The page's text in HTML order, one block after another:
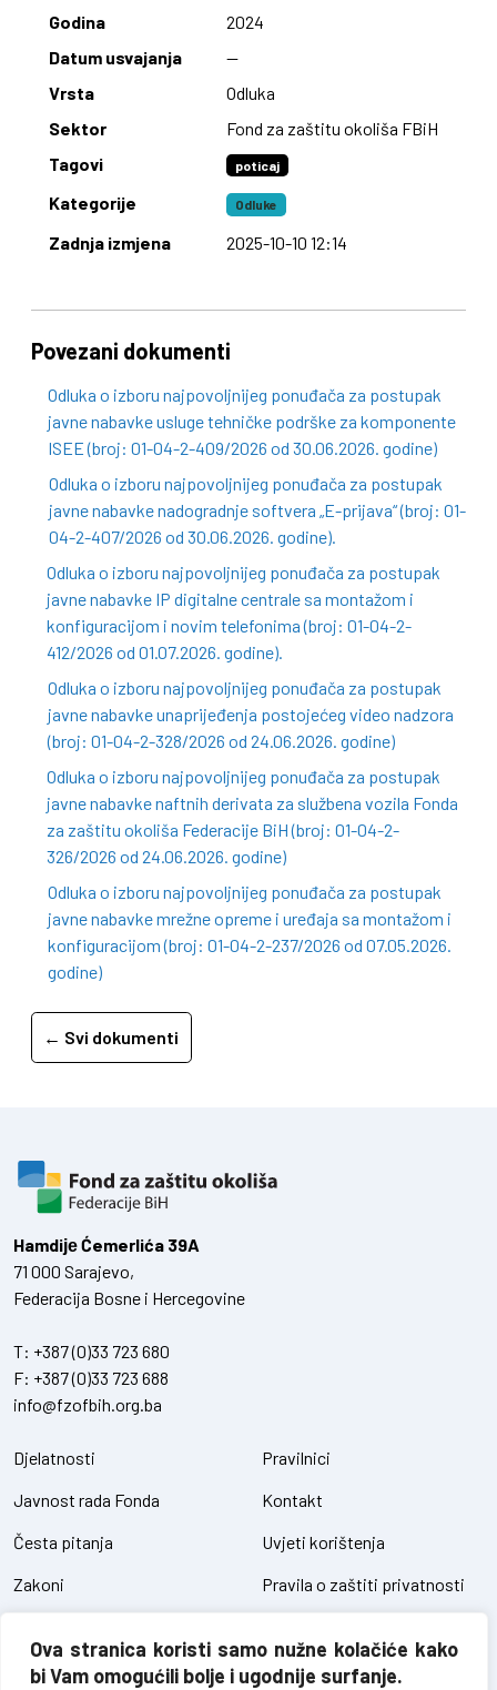
Ova stranica koristi samo nužne kolačiće kako
bi Vam omogućili bolje i ugodnije surfanje.
Godina
2024
Datum usvajanja
—
Vrsta
Odluka
Sektor
Fond za zaštitu okoliša FBiH
Tagovi
poticaj
Kategorije Odluke
Zadnja izmjena 2025-10-10 12:14
Povezani dokumenti
Odluka o izboru najpovoljnijeg ponuđača za postupak
javne nabavke usluge tehničke podrške za komponente
ISEE (broj: 01-04-2-409/2026 od 30.06.2026. godine)
Odluka o izboru najpovoljnijeg ponuđača za postupak
javne nabavke nadogradnje softvera „E-prijava“ (broj: 01-
04-2-407/2026 od 30.06.2026. godine).
Odluka o izboru najpovoljnijeg ponuđača za postupak
javne nabavke IP digitalne centrale sa montažom i
konfiguracijom i novim telefonima (broj: 01-04-2-
412/2026 od 01.07.2026. godine).
Odluka o izboru najpovoljnijeg ponuđača za postupak
javne nabavke unaprijeđenja postojećeg video nadzora
(broj: 01-04-2-328/2026 od 24.06.2026. godine)
Odluka o izboru najpovoljnijeg ponuđača za postupak
javne nabavke naftnih derivata za službena vozila Fonda
za zaštitu okoliša Federacije BiH (broj: 01-04-2-
326/2026 od 24.06.2026. godine)
Odluka o izboru najpovoljnijeg ponuđača za postupak
javne nabavke mrežne opreme i uređaja sa montažom i
konfiguracijom (broj: 01-04-2-237/2026 od 07.05.2026.
godine)
← Svi dokumenti
Hamdiје Ćemerlića 39A
71 000 Sarajevo,
Federacija Bosne i Hercegovine
T: +387 (0)33 723 680
F: +387 (0)33 723 688
info@fzofbih.org.ba
Djelatnosti
Javnost rada Fonda
Česta pitanja
Zakoni
Pravilnici
Kontakt
Uvjeti korištenja
Pravila o zaštiti privatnosti
Pristup informacijama